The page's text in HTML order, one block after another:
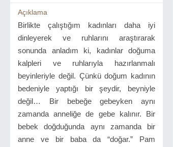
Açıklama
Birlikte çalıştığım kadınları daha iyi
dinleyerek ve ruhlarını araştırarak
sonunda anladım ki, kadınlar doğuma
kalpleri ve ruhlarıyla hazırlanmalı
beyinleriyle değil. Çünkü doğum kadının
bedeniyle yaptığı bir şeydir, beyniyle
değil… Bir bebeğe gebeyken aynı
zamanda anneliğe de gebe kalınır. Bir
bebek doğduğunda aynı zamanda bir
anne ve bir baba da “doğar.” Pam